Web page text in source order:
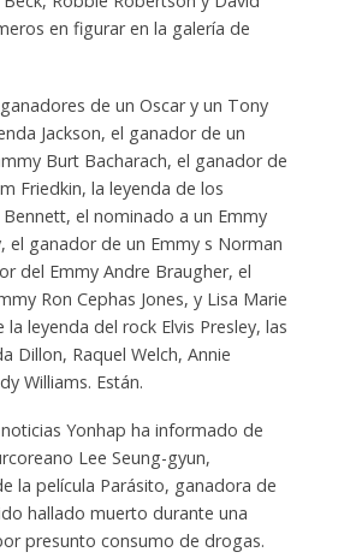
en figurar en la galería de
de un Oscar y un Tony
Jackson, el ganador de un
Burt Bacharach, el ganador de
Friedkin, la leyenda de los
el nominado a un Emmy
el ganador de un Emmy s Norman
del Emmy Andre Braugher, el
Ron Cephas Jones, y Lisa Marie
la leyenda del rock Elvis Presley, las
Dillon, Raquel Welch, Annie
Williams. Están.
Yonhap ha informado de
Lee Seung-gyun,
la película Parásito, ganadora de
hallado muerto durante una
presunto consumo de drogas.